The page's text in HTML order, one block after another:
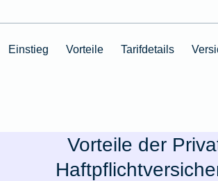
Einstieg Vorteile Tarifdetails
Vorteile der